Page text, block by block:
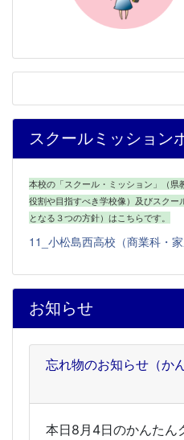
スクールミッション
本校の「スクール・ミッション」（
役割や目指すべき学校像）及びスク
となる３つの方針）はこちらです。
11_小松島西高校（商業科・
お知らせ
忘れ物のお知らせ（か
本日8月4日のかんたん